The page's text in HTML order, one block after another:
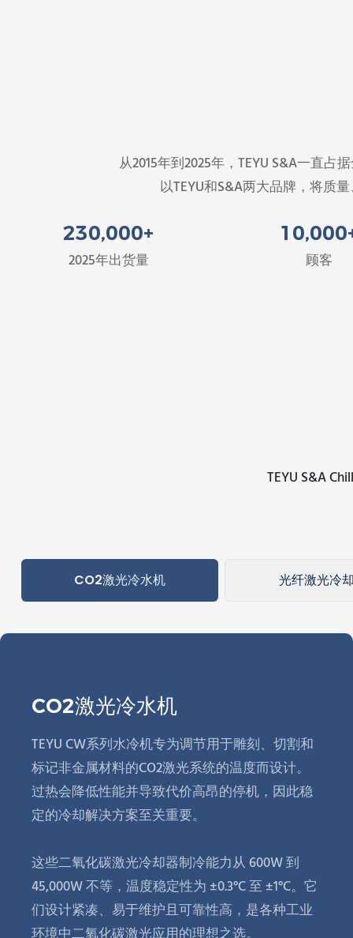
从2015年到2025年，TEYU S&A一直
以TEYU和S&A两大品牌，将质
230,000+
2025年出货量
10,000
顾客
TEYU S&A
CO2激光冷水机 光纤激光冷
CO2激光冷水机
TEYU CW系列水冷机专为调节用于雕刻、切割和
标记非金属材料的CO2激光系统的温度而设计。
过热会降低性能并导致代价高昂的停机，因此稳
定的冷却解决方案至关重要。
这些二氧化碳激光冷却器制冷能力从 600W 到
45,000W 不等，温度稳定性为 ±0.3°C 至 ±1°C。它
们设计紧凑、易于维护且可靠性高，是各种工业